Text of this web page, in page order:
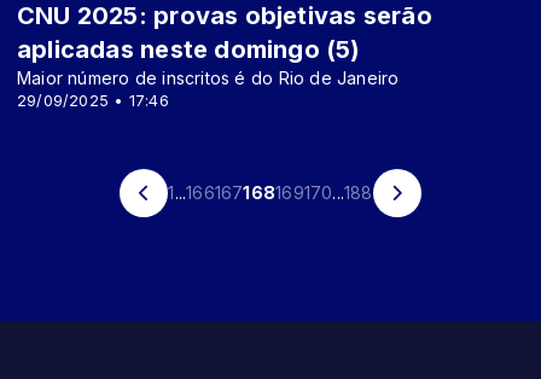
29/09/2025 • 17:46
CNU 2025: provas objetivas serão
aplicadas neste domingo (5)
Maior número de inscritos é do Rio de Janeiro
1 ...166167168169170...188